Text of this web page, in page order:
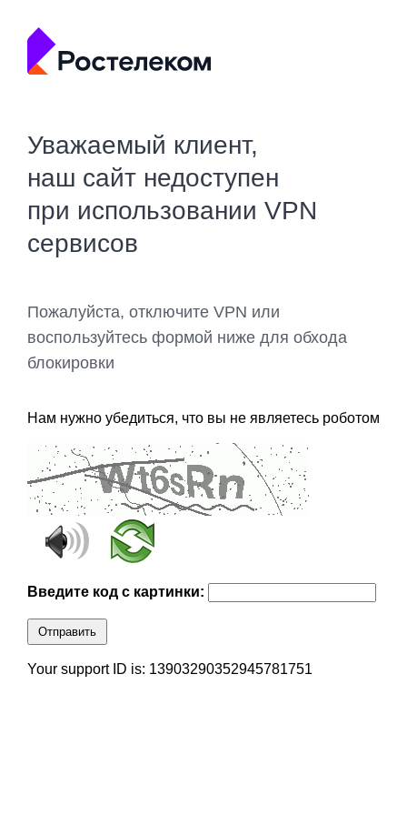
Уважаемый клиент,
наш сайт недоступен
при использовании VPN
сервисов
Пожалуйста, отключите VPN или
воспользуйтесь формой ниже для обхода
блокировки
Нам нужно убедиться, что вы не являетесь роботом
Введите код с картинки:
Отправить
Your support ID is: 13903290352945781751